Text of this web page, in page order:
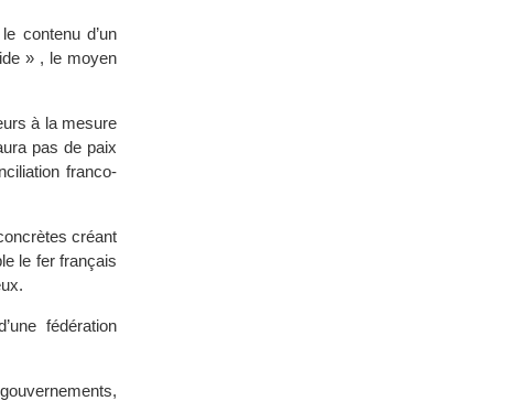
contenu d’un
» , le moyen
à la mesure
pas de paix
franco-
créant
le fer français
fédération